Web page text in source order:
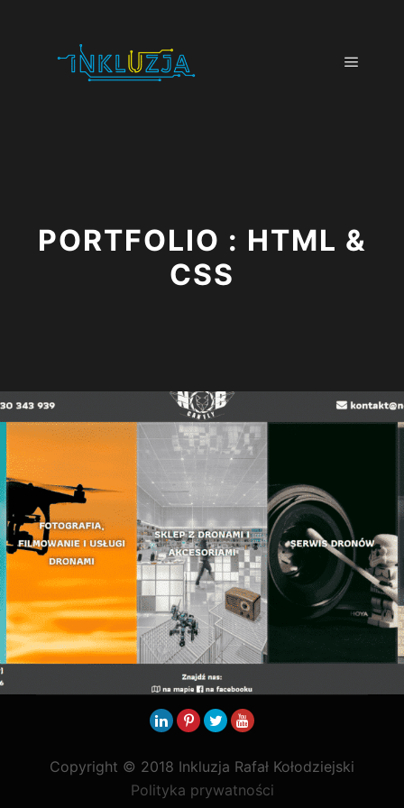
PORTFOLIO : HTML &
CSS
Copyright © 2018 Inkluzja Rafał Kołodziejski
Polityka prywatności